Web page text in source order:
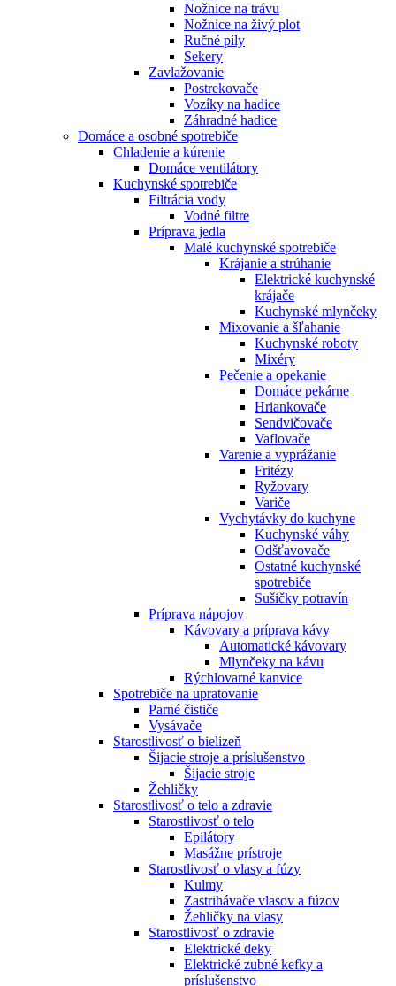
Nožnice na trávu
Nožnice na živý plot
Ručné píly
Sekery
Zavlažovanie
Postrekovače
Vozíky na hadice
Záhradné hadice
Domáce a osobné spotrebiče
Chladenie a kúrenie
Domáce ventilátory
Kuchynské spotrebiče
Filtrácia vody
Vodné filtre
Príprava jedla
Malé kuchynské spotrebiče
Krájanie a strúhanie
Elektrické kuchynské
krájače
Kuchynské mlynčeky
Mixovanie a šľahanie
Kuchynské roboty
Mixéry
Pečenie a opekanie
Domáce pekárne
Hriankovače
Sendvičovače
Vaflovače
Varenie a vyprážanie
Fritézy
Ryžovary
Variče
Vychytávky do kuchyne
Kuchynské váhy
Odšťavovače
Ostatné kuchynské
spotrebiče
Sušičky potravín
Príprava nápojov
Kávovary a príprava kávy
Automatické kávovary
Mlynčeky na kávu
Rýchlovarné kanvice
Spotrebiče na upratovanie
Parné čističe
Vysávače
Starostlivosť o bielizeň
Šijacie stroje a príslušenstvo
Šijacie stroje
Žehličky
Starostlivosť o telo a zdravie
Starostlivosť o telo
Epilátory
Masážne prístroje
Starostlivosť o vlasy a fúzy
Kulmy
Zastrihávače vlasov a fúzov
Žehličky na vlasy
Starostlivosť o zdravie
Elektrické deky
Elektrické zubné kefky a
príslušenstvo